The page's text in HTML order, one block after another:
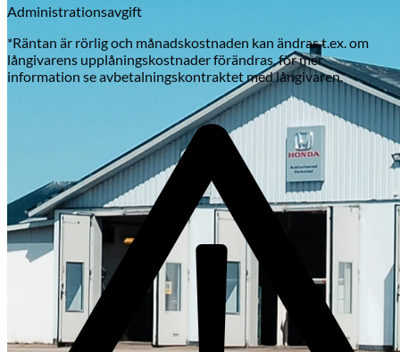
Administrationsavgift
*Räntan är rörlig och månadskostnaden kan ändras t.ex. om
långivarens upplåningskostnader förändras, för mer
information se avbetalningskontraktet med långivaren.